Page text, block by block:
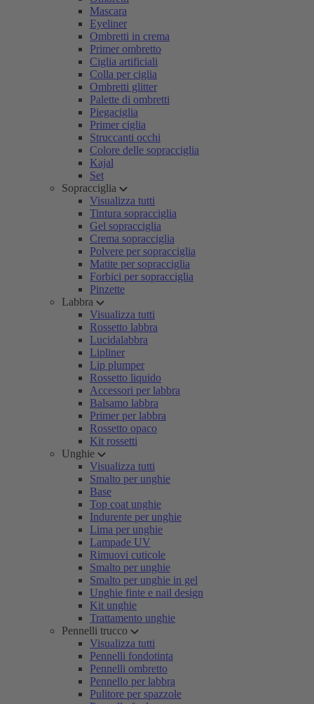
Mascara
Eyeliner
Ombretti in crema
Primer ombretto
Ciglia artificiali
Colla per ciglia
Ombretti glitter
Palette di ombretti
Piegaciglia
Primer ciglia
Struccanti occhi
Colore delle sopracciglia
Kajal
Set
Sopracciglia
Visualizza tutti
Tintura sopracciglia
Gel sopracciglia
Crema sopracciglia
Polvere per sopracciglia
Matite per sopracciglia
Forbici per sopracciglia
Pinzette
Labbra
Visualizza tutti
Rossetto labbra
Lucidalabbra
Lipliner
Lip plumper
Rossetto liquido
Accessori per labbra
Balsamo labbra
Primer per labbra
Rossetto opaco
Kit rossetti
Unghie
Visualizza tutti
Smalto per unghie
Base
Top coat unghie
Indurente per unghie
Lima per unghie
Lampade UV
Rimuovi cuticole
Smalto per unghie
Smalto per unghie in gel
Unghie finte e nail design
Kit unghie
Trattamento unghie
Pennelli trucco
Visualizza tutti
Pennelli fondotinta
Pennelli ombretto
Pennello per labbra
Pulitore per spazzole